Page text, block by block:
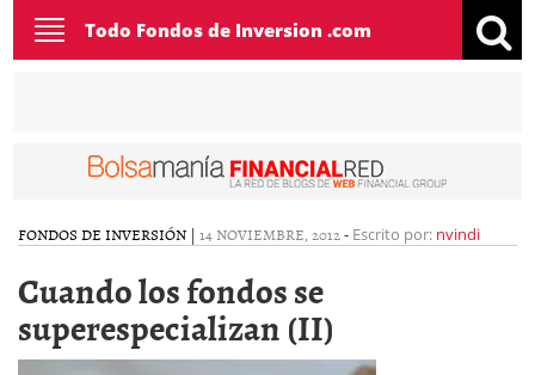
Toggle
navigation
Todo Fondos de Inversion .com
FONDOS DE INVERSIÓN | 14 NOVIEMBRE, 2012- Escrito por: nvindi
Cuando los fondos se
superespecializan (II)